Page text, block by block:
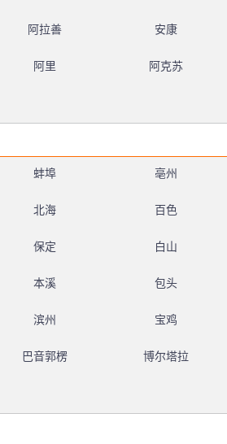
阿拉善 安康
阿里 阿克苏
蚌埠 亳州
北海 百色
保定 白山
本溪 包头
滨州 宝鸡
巴音郭楞 博尔塔拉